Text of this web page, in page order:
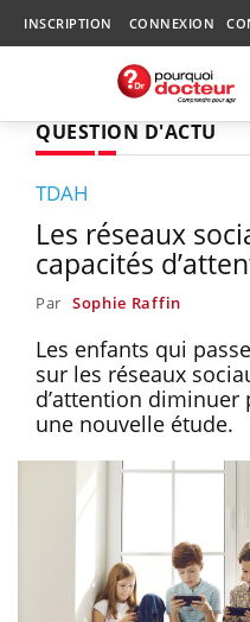
INSCRIPTION CONNEXION
QUESTION D'ACTU
TDAH
Les réseaux
capacités
Par Sophie Raffin
Les enfants qui
sur les réseaux
d’attention diminuer
une nouvelle étude.